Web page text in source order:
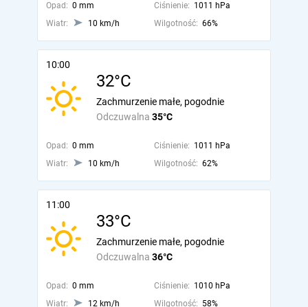
Opad: 0 mm Ciśnienie: 1011 hPa
Wiatr:
10 km/h Wilgotność: 66%
10:00
32°C
Odczuwalna 35°C
Zachmurzenie małe, pogodnie
Opad: 0 mm Ciśnienie: 1011 hPa
Wiatr:
10 km/h Wilgotność: 62%
11:00
33°C
Odczuwalna 36°C
Zachmurzenie małe, pogodnie
Opad: 0 mm Ciśnienie: 1010 hPa
Wiatr:
12 km/h Wilgotność: 58%